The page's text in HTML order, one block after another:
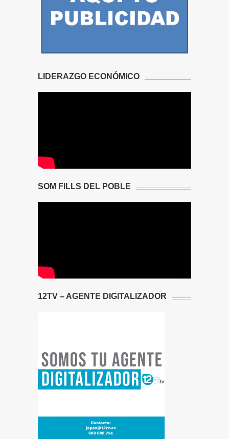
LIDERAZGO ECONÓMICO
SOM FILLS DEL POBLE
12TV – AGENTE DIGITALIZADOR